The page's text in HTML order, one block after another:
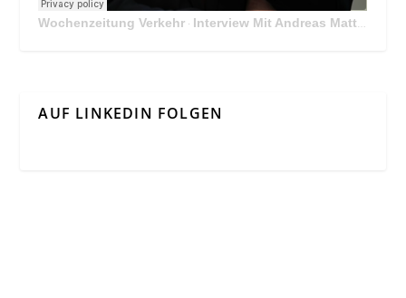
Wochenzeitung Verkehr · Interview Mit Andreas Matthä, CEO der ÖBB Holding
AUF LINKEDIN FOLGEN